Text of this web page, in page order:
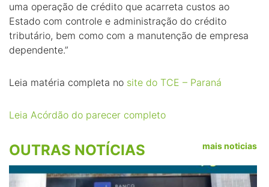
uma operação de crédito que acarreta custos ao
Estado com controle e administração do crédito
tributário, bem como com a manutenção de empresa
dependente.”
Leia matéria completa no site do TCE – Paraná
Leia Acórdão do parecer completo
OUTRAS NOTÍCIAS mais noticias